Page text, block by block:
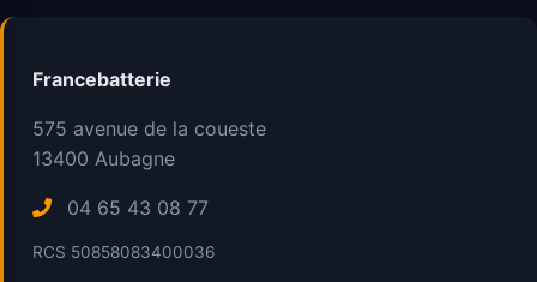
Francebatterie
575 avenue de la coueste
13400 Aubagne
04 65 43 08 77
RCS 50858083400036